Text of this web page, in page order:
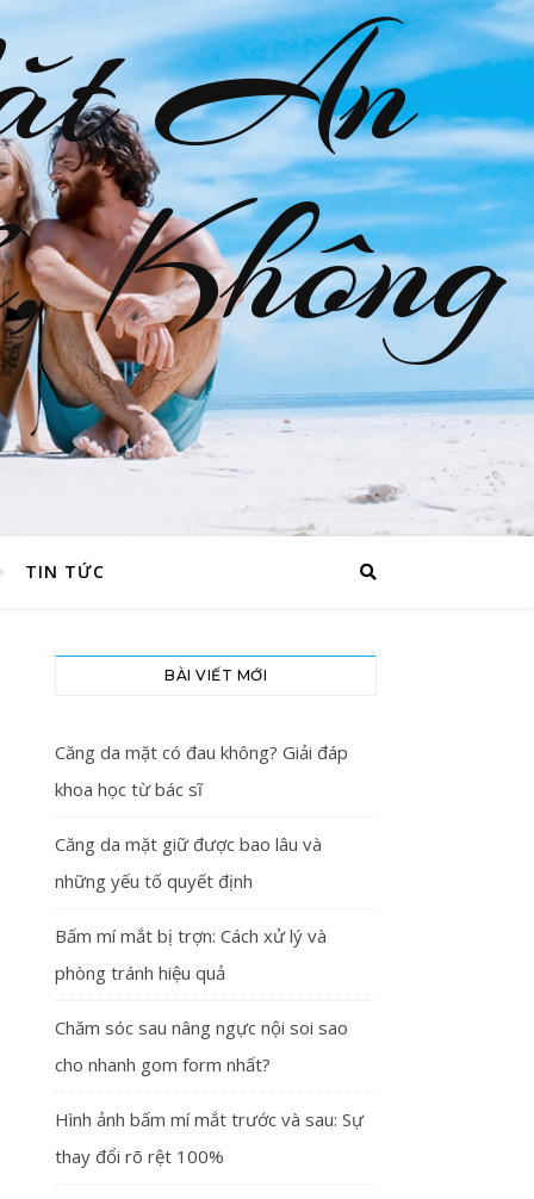
An
Không
TIN TỨC
BÀI VIẾT MỚI
Căng da mặt có đau không? Giải đáp
khoa học từ bác sĩ
Căng da mặt giữ được bao lâu và
những yếu tố quyết định
Bấm mí mắt bị trợn: Cách xử lý và
phòng tránh hiệu quả
Chăm sóc sau nâng ngực nội soi sao
cho nhanh gom form nhất?
Hình ảnh bấm mí mắt trước và sau: Sự
thay đổi rõ rệt 100%